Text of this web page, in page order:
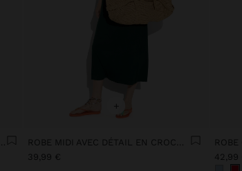
ROBE IMPRIMÉE AVEC DES POIS 100% COTON
+
ROBE MIDI AVEC DÉTAIL EN CROCHET
39,99 €
42,99